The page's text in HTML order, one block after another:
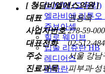
GOURI (고우리)
엘라비에 리투오
쥬브아셀
힐로 웨이브
입술 리쥬란 HB
레디어스
비타란
[ 청담비엘에스의원 ]
대표
권용욱
사업자번호 278-59-
대표전화
02-512-
주소
서울 강남
진료과목
피부과·성